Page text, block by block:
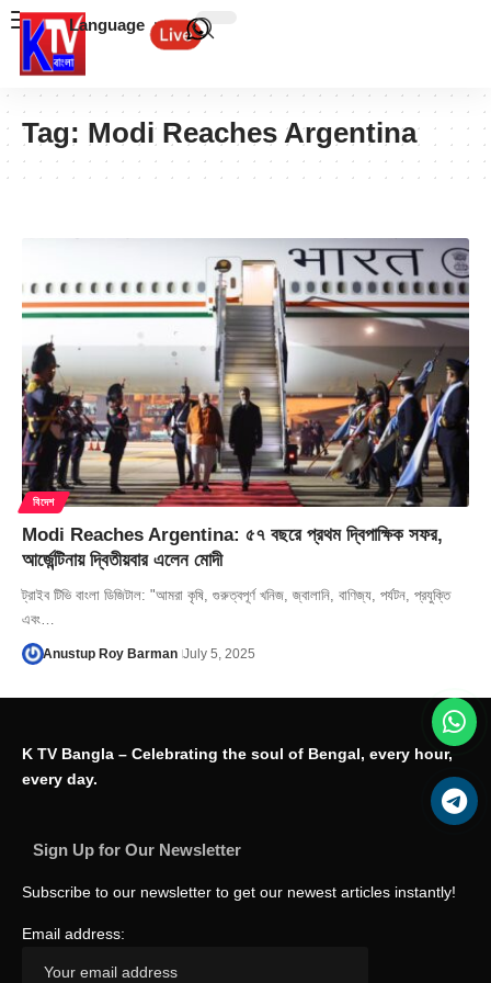
Language
Tag: Modi Reaches Argentina
বিদেশ
Modi Reaches Argentina: ৫৭ বছরে প্রথম দ্বিপাক্ষিক সফর,
আর্জেন্টিনায় দ্বিতীয়বার এলেন মোদী
ট্রাইব টিভি বাংলা ডিজিটাল: "আমরা কৃষি, গুরুত্বপূর্ণ খনিজ, জ্বালানি, বাণিজ্য, পর্যটন, প্রযুক্তি
এবং…
Anustup Roy Barman July 5, 2025
K TV Bangla – Celebrating the soul of Bengal, every hour,
every day.
Sign Up for Our Newsletter
Subscribe to our newsletter to get our newest articles instantly!
Email address: